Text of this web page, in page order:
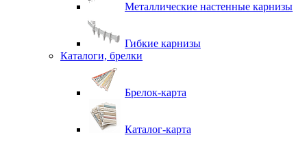
Металлические настенные карнизы
Гибкие карнизы
Каталоги, брелки
Брелок-карта
Каталог-карта